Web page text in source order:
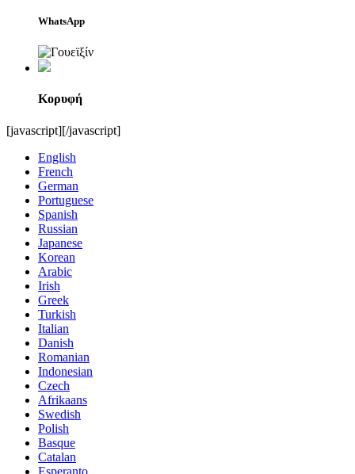
WhatsApp
Κορυφή
[javascript][/javascript]
English
French
German
Portuguese
Spanish
Russian
Japanese
Korean
Arabic
Irish
Greek
Turkish
Italian
Danish
Romanian
Indonesian
Czech
Afrikaans
Swedish
Polish
Basque
Catalan
Esperanto